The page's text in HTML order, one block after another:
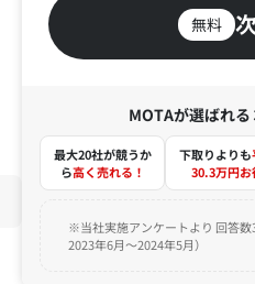
無料
MOTAが選ばれ
最大20社が競うか
ら高く売れる！
下取りよりも
30.3万円お
※当社実施アンケートより 回答数
2023年6月～2024年5月）